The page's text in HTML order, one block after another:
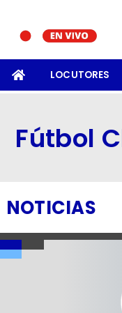
LOCUTORES
Fútbol
NOTICIAS